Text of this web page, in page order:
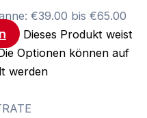
€39.00 bis €65.00
Dieses Produkt weist
Optionen können auf
werden